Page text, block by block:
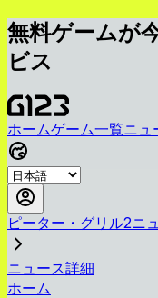
無料ゲームが
ビス
ホームゲーム一覧ニュ
ピーター・グリル2ニ
ニュース詳細
ホーム